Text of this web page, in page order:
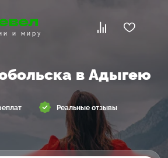
и миру
в Адыгею
Реальные отзывы